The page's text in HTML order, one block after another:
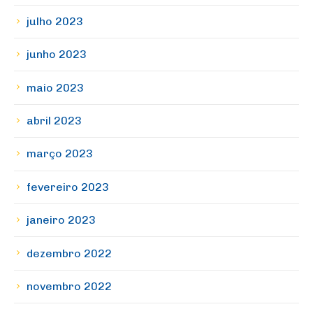
julho 2023
junho 2023
maio 2023
abril 2023
março 2023
fevereiro 2023
janeiro 2023
dezembro 2022
novembro 2022